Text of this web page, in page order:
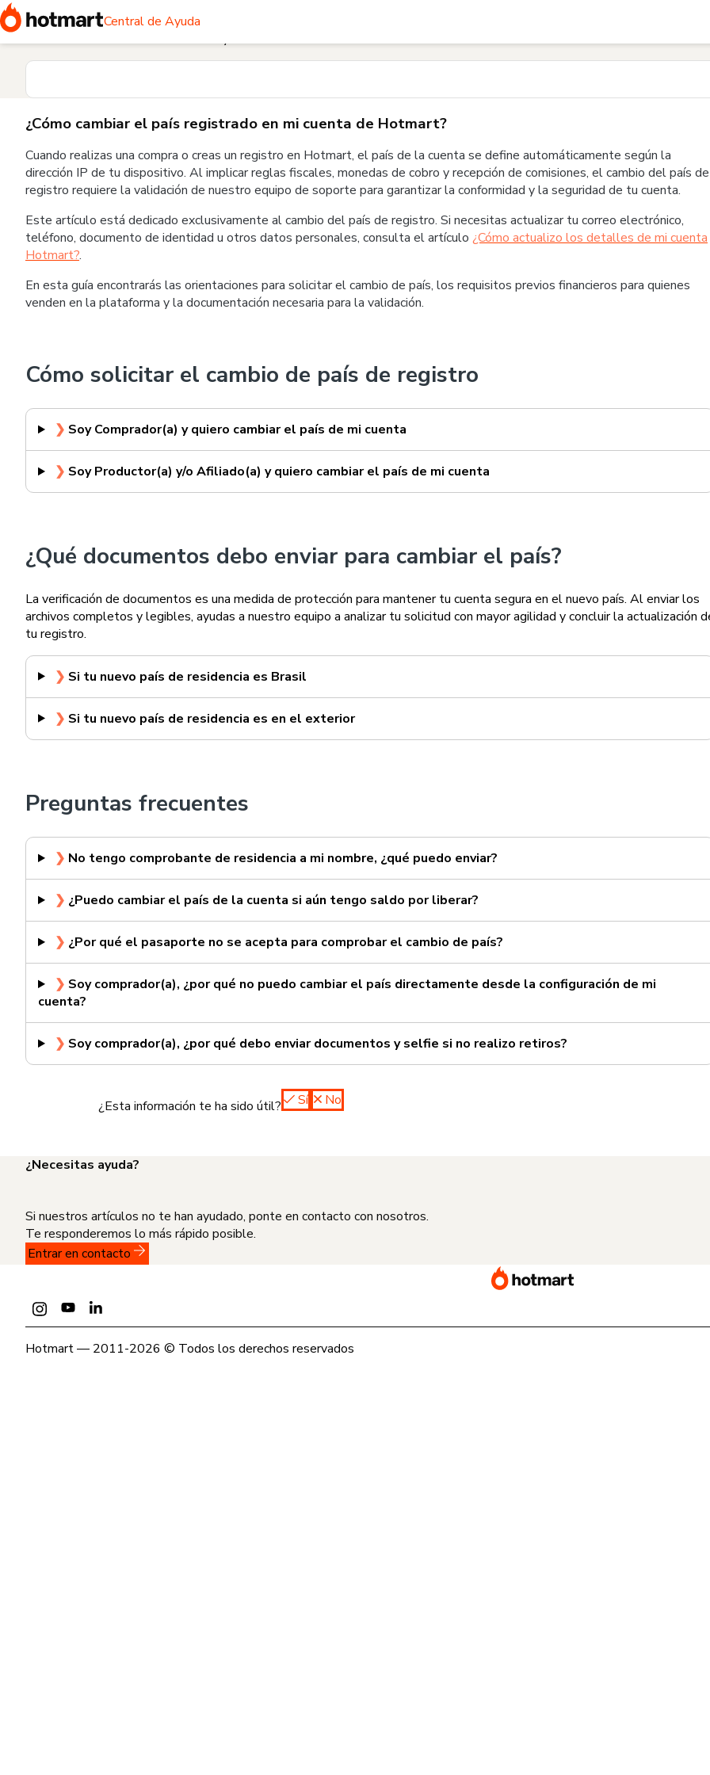
Central de Ayuda
Inicio Mi cuenta Hotmart
¿Cómo cambiar el país registrado en mi cuenta de Hotmart?
Cuando realizas una compra o creas un registro en Hotmart, el país de la cuenta se define automáticamente según la
dirección IP de tu dispositivo. Al implicar reglas fiscales, monedas de cobro y recepción de comisiones, el cambio del país de
registro requiere la validación de nuestro equipo de soporte para garantizar la conformidad y la seguridad de tu cuenta.
Este artículo está dedicado exclusivamente al cambio del país de registro. Si necesitas actualizar tu correo electrónico,
teléfono, documento de identidad u otros datos personales, consulta el artículo ¿Cómo actualizo los detalles de mi cuenta
Hotmart?.
En esta guía encontrarás las orientaciones para solicitar el cambio de país, los requisitos previos financieros para quienes
venden en la plataforma y la documentación necesaria para la validación.
Cómo solicitar el cambio de país de registro
❯ Soy Comprador(a) y quiero cambiar el país de mi cuenta
❯ Soy Productor(a) y/o Afiliado(a) y quiero cambiar el país de mi cuenta
¿Qué documentos debo enviar para cambiar el país?
La verificación de documentos es una medida de protección para mantener tu cuenta segura en el nuevo país. Al enviar los
archivos completos y legibles, ayudas a nuestro equipo a analizar tu solicitud con mayor agilidad y concluir la actualización
tu registro.
❯ Si tu nuevo país de residencia es Brasil
❯ Si tu nuevo país de residencia es en el exterior
Preguntas frecuentes
❯ No tengo comprobante de residencia a mi nombre, ¿qué puedo enviar?
❯ ¿Puedo cambiar el país de la cuenta si aún tengo saldo por liberar?
❯ ¿Por qué el pasaporte no se acepta para comprobar el cambio de país?
❯ Soy comprador(a), ¿por qué no puedo cambiar el país directamente desde la configuración de mi
cuenta?
❯ Soy comprador(a), ¿por qué debo enviar documentos y selfie si no realizo retiros?
¿Esta información te ha sido útil? Sí No
¿Necesitas ayuda?
Si nuestros artículos no te han ayudado, ponte en contacto con nosotros.
Te responderemos lo más rápido posible.
Entrar en contacto
Hotmart — 2011-2026 © Todos los derechos reservados